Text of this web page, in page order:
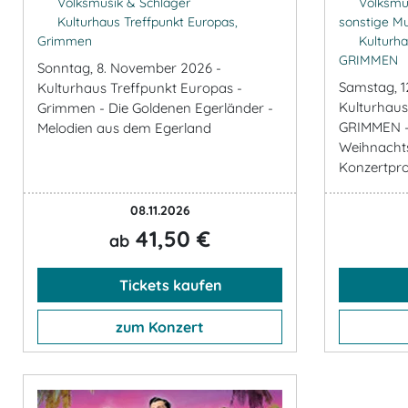
Kulturhaus Treffpunkt Europas,
Grimmen
Sonntag, 8. November 2026 -
Kulturhaus Treffpunkt Europas -
Grimmen - Die Goldenen Egerländer -
Melodien aus dem Egerland
08.11.2026
ab 41,50 €
Tickets kaufen
zum Konzert
sonstige
GRIMMEN
Samstag,